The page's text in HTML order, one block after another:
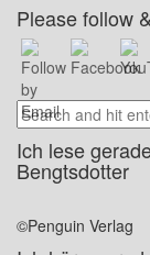
Please follow
Ich lese
Bengtsdotter
©Penguin Verlag